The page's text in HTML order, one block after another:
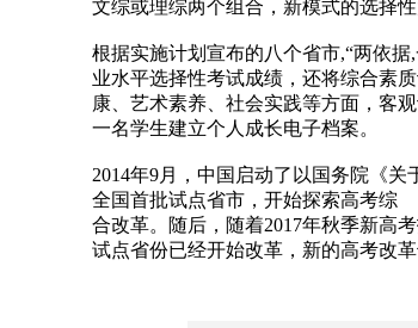
文综或理综两个组合，新模式的选择性
根据实施计划宣布的八个省市,“两依
业水平选择性考试成绩，还将综合素
康、艺术素养、社会实践等方面，客
一名学生建立个人成长电子档案。
2014年9月，中国启动了以国务院《
全国首批试点省市，开始探索高考综
合改革。随后，随着2017年秋季新高
试点省份已经开始改革，新的高考改